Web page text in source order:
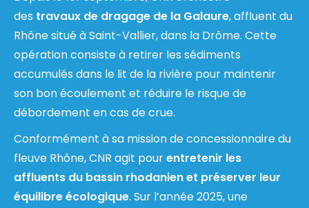
des travaux de dragage de la Galaure, affluent du
Rhône situé à Saint-Vallier, dans la Drôme. Cette
opération consiste à retirer les sédiments
accumulés dans le lit de la rivière pour maintenir
son bon écoulement et réduire le risque de
débordement en cas de crue.
Conformément à sa mission de concessionnaire du
fleuve Rhône, CNR agit pourentretenir les
affluents du bassin rhodanien et préserver leur
équilibre écologique. Sur l’année 2025, une